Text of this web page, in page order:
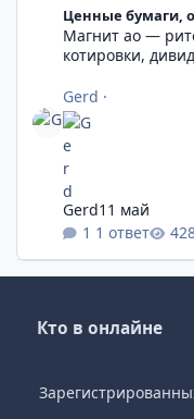
Ценные бумаги,
Магнит ао —
котировки,
Gerd ·
1 ответ
Gerd11 май
Кто в онлайне